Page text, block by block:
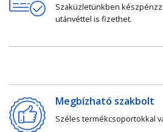
Szaküzletünkben
utánvéttel is
Megbízható szakbolt
Széles termékcsoportokkal